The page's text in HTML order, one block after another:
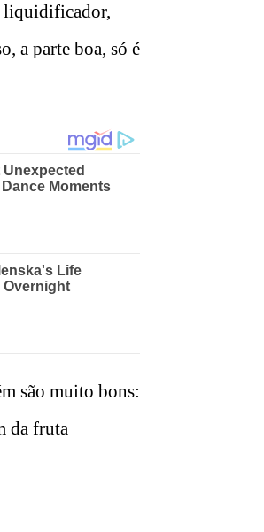
liquidificador,
a parte boa, só é
são muito bons:
da fruta